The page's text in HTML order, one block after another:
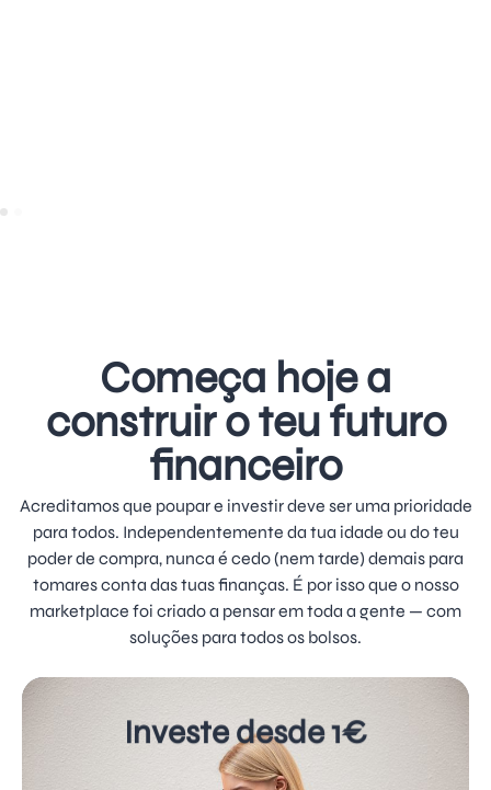
Começa hoje a
construir o teu futuro
financeiro
Acreditamos que poupar e investir deve ser uma prioridade
para todos. Independentemente da tua idade ou do teu
poder de compra, nunca é cedo (nem tarde) demais para
tomares conta das tuas finanças. É por isso que o nosso
marketplace foi criado a pensar em toda a gente — com
soluções para todos os bolsos.
Investe desde 1€
Sabe mais